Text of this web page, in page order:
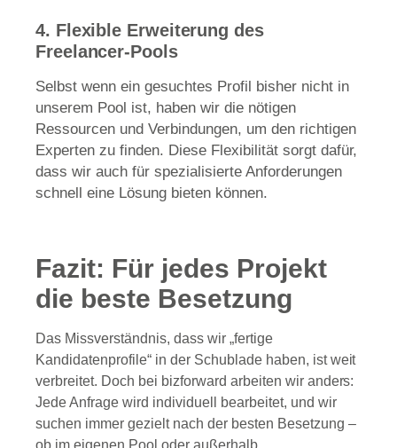
4. Flexible Erweiterung des
Freelancer-Pools
Selbst wenn ein gesuchtes Profil bisher nicht in
unserem Pool ist, haben wir die nötigen
Ressourcen und Verbindungen, um den richtigen
Experten zu finden. Diese Flexibilität sorgt dafür,
dass wir auch für spezialisierte Anforderungen
schnell eine Lösung bieten können.
Fazit: Für jedes Projekt
die beste Besetzung
Das Missverständnis, dass wir „fertige
Kandidatenprofile“ in der Schublade haben, ist weit
verbreitet. Doch bei bizforward arbeiten wir anders:
Jede Anfrage wird individuell bearbeitet, und wir
suchen immer gezielt nach der besten Besetzung –
ob im eigenen Pool oder außerhalb.